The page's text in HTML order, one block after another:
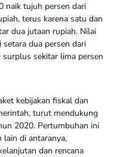
naik tujuh persen dari
terus karena satu dan
dua jutaan rupiah. Nilai
dua persen dari
sekitar lima persen
kebijakan fiskal dan
turut mendukung
2020. Pertumbuhan ini
lain di antaranya,
dan rencana